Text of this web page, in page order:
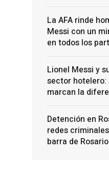
La AFA rinde
Messi con un
en todos los
Lionel Messi y
sector hotelero:
marcan la
Detención en
redes
barra de